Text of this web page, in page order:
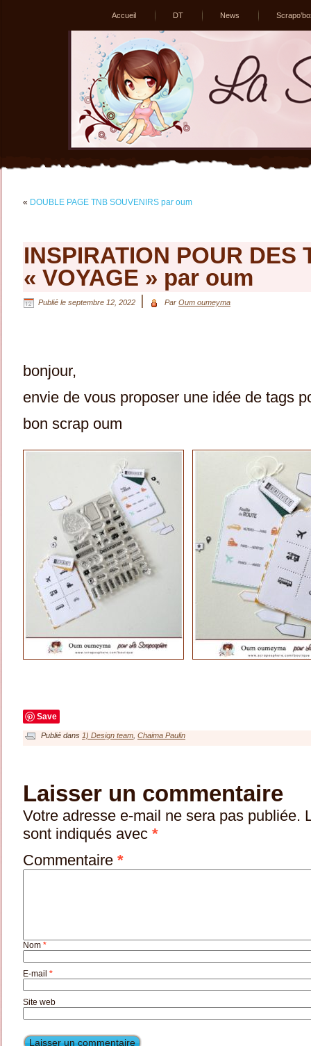
Accueil DT News
« DOUBLE PAGE TNB SOUVENIRS par oum
INSPIRATION POUR DES
« VOYAGE » par oum
Publié le septembre 12, 2022 Par Oum oumeyma
bonjour,
envie de vous proposer une idée de tags
bon scrap oum
Save
Publié dans 1) Design team Chaima Paulin
Laisser un commentaire
Votre adresse e-mail ne sera pas publiée.
sont indiqués avec *
Commentaire *
Nom *
E-mail *
Site web